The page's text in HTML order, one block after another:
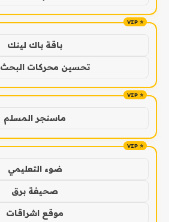
باقة باك لينك
تحسين محركات البحث SEO
ماسنجر المسلم
ضوء التعليمي
صحيفة برق
موقع اشراقات